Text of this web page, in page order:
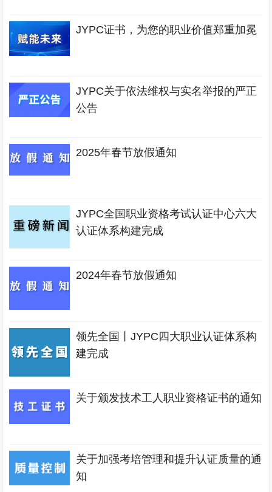
JYPC证书，为您的职业价值郑重加冕
JYPC关于依法维权与实名举报的严正
公告
2025年春节放假通知
JYPC全国职业资格考试认证中心六大
认证体系构建完成
2024年春节放假通知
领先全国丨JYPC四大职业认证体系构
建完成
关于颁发技术工人职业资格证书的通知
关于加强考培管理和提升认证质量的通
知